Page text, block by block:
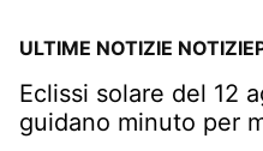
ULTIME NOTIZIE
Eclissi solare del 12
guidano minuto per